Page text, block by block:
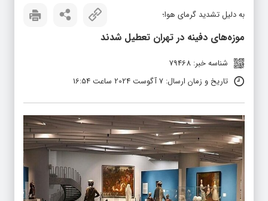
به دلیل تشدید گرمای هوا؛
موزه‌های دفینه در تهران تعطیل شدند
شناسه خبر: 79468
تاریخ و زمان ارسال: 7 آگوست 2024 ساعت 16:54